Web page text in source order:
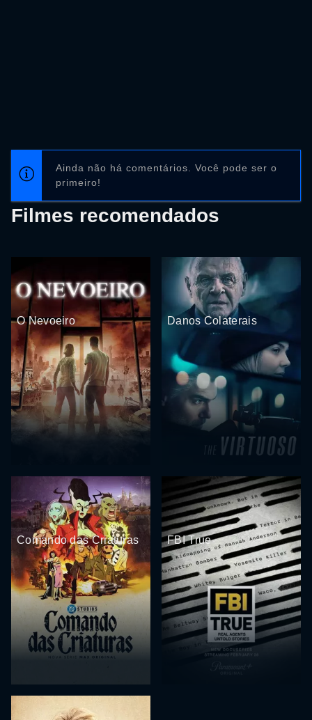
Ainda não há comentários. Você pode ser o
primeiro!
Filmes recomendados
O Nevoeiro Danos Colaterais
Comando das Criaturas FBI True